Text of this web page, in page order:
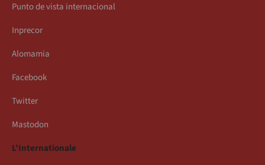
Punto de vista internacional
Inprecor
Alomamia
Facebook
Twitter
Mastodon
L’Internationale